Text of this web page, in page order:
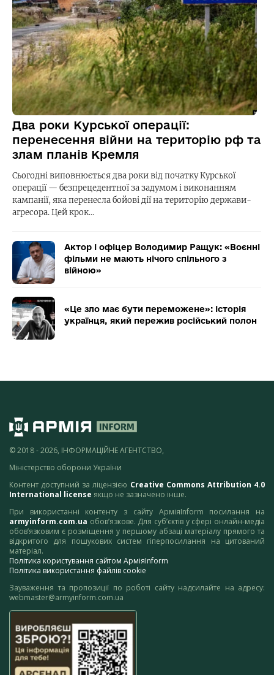
Два роки Курської операції:
перенесення війни на територію рф та
злам планів Кремля
Сьогодні виповнюється два роки від початку Курської
операції — безпрецедентної за задумом і виконанням
кампанії, яка перенесла бойові дії на територію держави-
агресора. Цей крок…
Актор і офіцер Володимир Ращук: «Воєнні
фільми не мають нічого спільного з
війною»
«Це зло має бути переможене»: історія
українця, який пережив російський полон
© 2018 - 2026, ІНФОРМАЦІЙНЕ АГЕНТСТВО,
Міністерство оборони України
Контент доступний за ліцензією Creative Commons Attribution 4.0
International license якщо не зазначено інше.
При використанні контенту з сайту АрміяInform посилання на
armyinform.com.ua обов’язкове. Для суб’єктів у сфері онлайн-медіа
обов’язковим є розміщення у першому абзаці матеріалу прямого та
відкритого для пошукових систем гіперпосилання на цитований
матеріал.
Політика користування сайтом АрміяInform
Політика використання файлів cookie
Зауваження та пропозиції по роботі сайту надсилайте на адресу:
webmaster@armyinform.com.ua